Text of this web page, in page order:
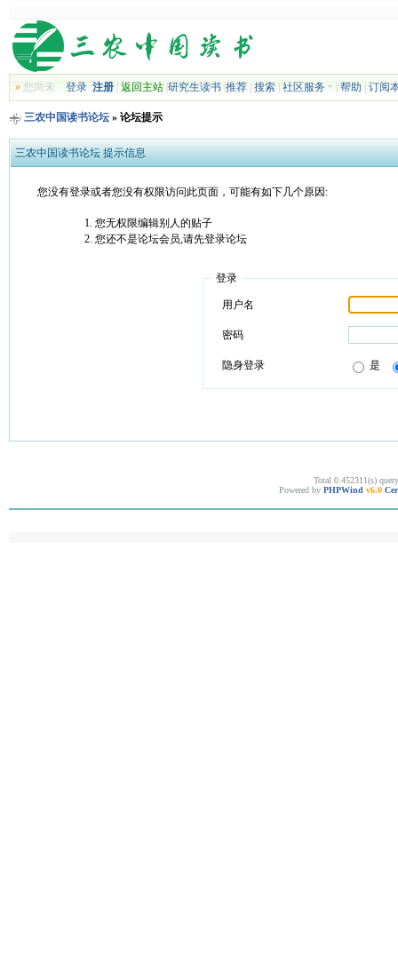
»您尚未 登录 注册| 返回主站| 研究生读书| 推荐| 搜索| 社区服务 帮助 订阅
三农中国读书论坛» 论坛提示
三农中国读书论坛 提示信息
您没有登录或者您没有权限访问此页面，可能有如下几个原因:
您无权限编辑别人的贴子
您还不是论坛会员,请先登录论坛
登录
用户名
密码
隐身登录 是
Total 0.452311(s)
Powered by PHPWind v6.0